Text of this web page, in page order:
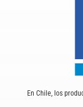
En Chile, los